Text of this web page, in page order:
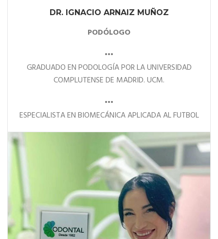
DR. IGNACIO ARNAIZ MUÑOZ
PODÓLOGO
•••
GRADUADO EN PODOLOGÍA POR LA UNIVERSIDAD
COMPLUTENSE DE MADRID. UCM.
•••
ESPECIALISTA EN BIOMECÁNICA APLICADA AL FUTBOL